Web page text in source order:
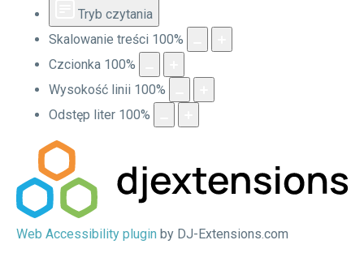
Tryb czytania
Skalowanie treści 100%
Czcionka 100%
Wysokość linii 100%
Odstęp liter 100%
Web Accessibility plugin by DJ-Extensions.com